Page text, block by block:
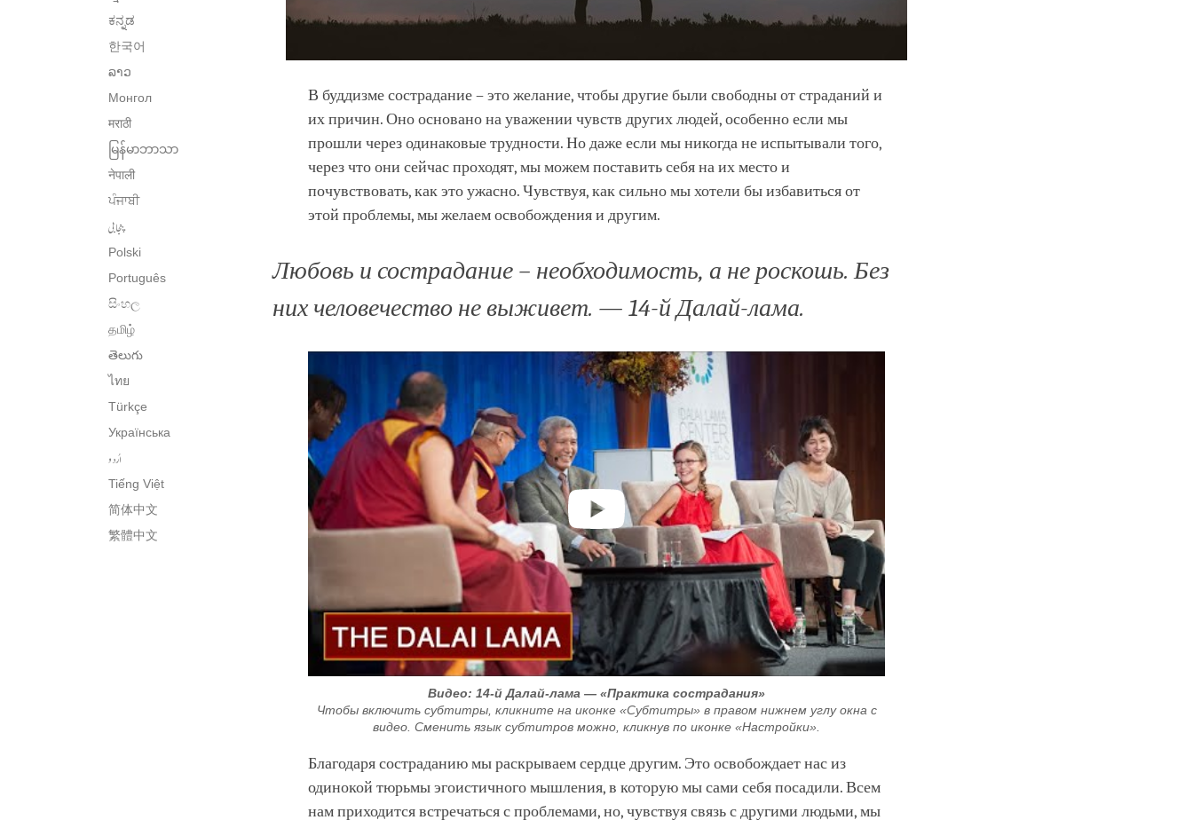
ಕನ್ನಡ
한국어
ລາວ
Монгол
मराठी
မြန်မာဘာသာ
नेपाली
ਪੰਜਾਬੀ
پنجابی
Polski
Português
සිංහල
தமிழ்
తెలుగు
ไทย
Türkçe
Українська
اُردو
Tiếng Việt
简体中文
繁體中文
В буддизме сострадание – это желание, чтобы другие были свободны от страданий и
их причин. Оно основано на уважении чувств других людей, особенно если мы
прошли через одинаковые трудности. Но даже если мы никогда не испытывали того,
через что они сейчас проходят, мы можем поставить себя на их место и
почувствовать, как это ужасно. Чувствуя, как сильно мы хотели бы избавиться от
этой проблемы, мы желаем освобождения и другим.
Любовь и сострадание – необходимость, а не роскошь. Без
них человечество не выживет. — 14-й Далай-лама.
Видео: 14-й Далай-лама — «Практика сострадания»
Чтобы включить субтитры, кликните на иконке «Субтитры» в правом нижнем углу окна с
видео. Сменить язык субтитров можно, кликнув по иконке «Настройки».
Благодаря состраданию мы раскрываем сердце другим. Это освобождает нас из
одинокой тюрьмы эгоистичного мышления, в которую мы сами себя посадили. Всем
нам приходится встречаться с проблемами, но, чувствуя связь с другими людьми, мы